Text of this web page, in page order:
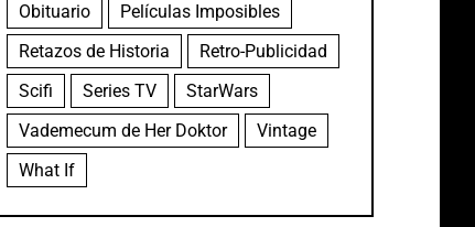
Obituario
Películas Imposibles
Retazos de Historia
Retro-Publicidad
Scifi
Series TV
StarWars
Vademecum de Her Doktor
Vintage
What If